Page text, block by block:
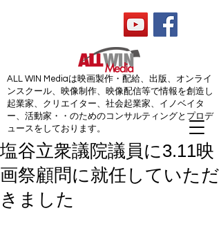
ALL WIN Mediaは映画製作・配給、出版、オンライ
ンスクール、映像制作、映像配信等で情報を創造し
起業家、クリエイター、社会起業家、イノベイタ
ー、活動家・・のためのコンサルティングとプロデ
ュースをしております。
塩谷立衆議院議員に3.11映
画祭顧問に就任していただ
きました